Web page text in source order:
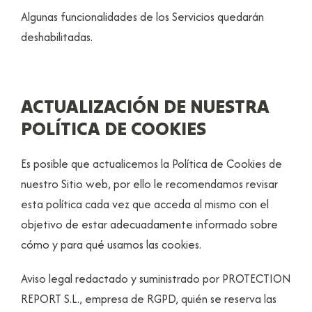
Algunas funcionalidades de los Servicios quedarán
deshabilitadas.
ACTUALIZACIÓN DE NUESTRA
POLÍTICA DE COOKIES
Es posible que actualicemos la Política de Cookies de
nuestro Sitio web, por ello le recomendamos revisar
esta política cada vez que acceda al mismo con el
objetivo de estar adecuadamente informado sobre
cómo y para qué usamos las cookies.
Aviso legal redactado y suministrado por PROTECTION
REPORT S.L., empresa de RGPD, quién se reserva las